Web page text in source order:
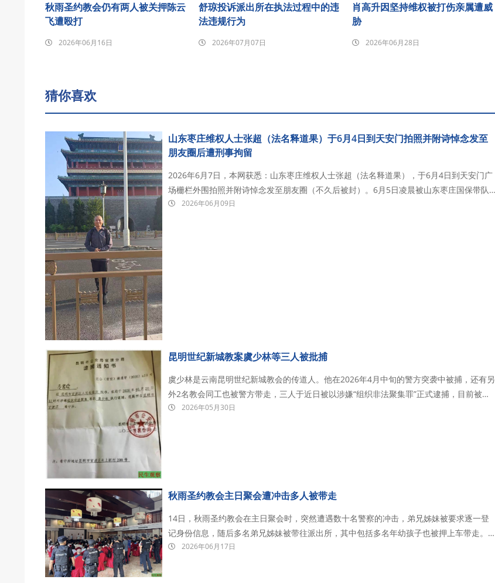
秋雨圣约教会仍有两人被关押陈云
飞遭殴打
2026年06月16日
舒琼投诉派出所在执法过程中的违
法违规行为
2026年07月07日
肖高升因坚持维权被打伤亲属遭威
胁
2026年06月28日
猜你喜欢
山东枣庄维权人士张超（法名释道果）于6月4日到天安门拍照并附诗悼念发至
朋友圈后遭刑事拘留
2026年6月7日，本网获悉：山东枣庄维权人士张超（法名释道果），于6月4日到天安门广
场栅栏外围拍照并附诗悼念发至朋友圈（不久后被封）。6月5日凌晨被山东枣庄国保带队
带离北京， 目前已确认被山东枣庄市公安局山亭分局刑事拘留，关押山东枣庄市第一看守
2026年06月09日
昆明世纪新城教案虞少林等三人被批捕
虞少林是云南昆明世纪新城教会的传道人。他在2026年4月中旬的警方突袭中被捕，还有另
外2名教会同工也被警方带走，三人于近日被以涉嫌“组织非法聚集罪”正式逮捕，目前被羁
押在昆明市官渡区看守所。 虞少林，现年52岁。早年曾沉溺夜总会并染上毒瘾，后皈依基
2026年05月30日
秋雨圣约教会主日聚会遭冲击多人被带走
14日，秋雨圣约教会在主日聚会时，突然遭遇数十名警察的冲击，弟兄姊妹被要求逐一登
记身份信息，随后多名弟兄姊妹被带往派出所，其中包括多名年幼孩子也被押上车带走。
2026年6月14日上午11点左右，秋雨圣约教会的弟兄姊妹在主日聚会时，突然遭到五六十
2026年06月17日